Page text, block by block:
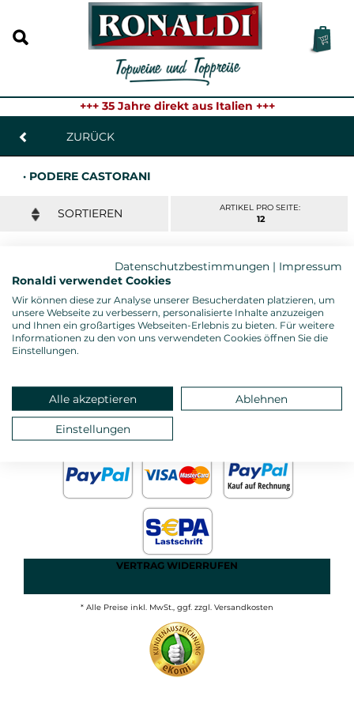
+++ 35 Jahre direkt aus Italien +++
ZURÜCK
· PODERE CASTORANI
ARTIKEL PRO SEITE:
12
MONTEPULCIANO D´ABRUZZO CASAURIA
RISERVA 2017
Podere Castorani, Abruzzen - 0,75l. Fl.
Gambero Rosso: 3 Gläser
23,95 € *
ANMELDEN MEIN KONTO STARTSEITE
IMPRESSUM
DATEN- UND
VERTRAG WIDERRUFEN
* Alle Preise inkl. MwSt., ggf. zzgl. Versandkosten
Datenschutzbestimmungen | Impressum
Ronaldi verwendet Cookies
Wir können diese zur Analyse unserer Besucherdaten platzieren, um
unsere Webseite zu verbessern, personalisierte Inhalte anzuzeigen
und Ihnen ein großartiges Webseiten-Erlebnis zu bieten. Für weitere
Informationen zu den von uns verwendeten Cookies öffnen Sie die
Einstellungen.
Alle akzeptieren Ablehnen
Einstellungen